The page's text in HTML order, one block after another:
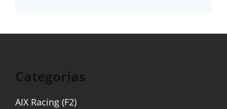
Categorías
AIX Racing (F2)